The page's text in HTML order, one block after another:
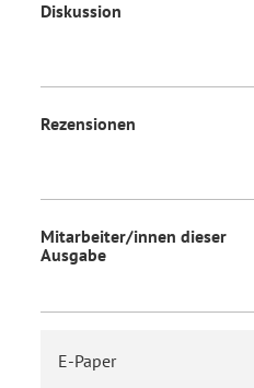
Diskussion
Rezensionen
Mitarbeiter/innen dieser
Ausgabe
E-Paper